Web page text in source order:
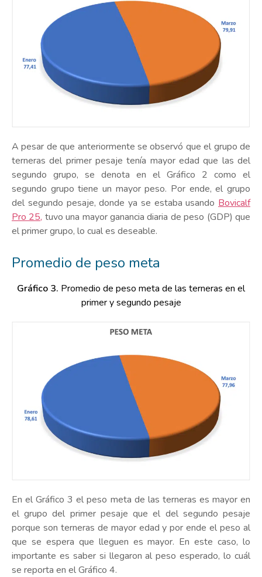
A pesar de que anteriormente se observó que el grupo de
terneras del primer pesaje tenía mayor edad que las del
segundo grupo, se denota en el Gráfico 2 como el
segundo grupo tiene un mayor peso. Por ende, el grupo
del segundo pesaje, donde ya se estaba usando Bovicalf
Pro 25, tuvo una mayor ganancia diaria de peso (GDP) que
el primer grupo, lo cual es deseable.
Promedio de peso meta
Gráfico 3. Promedio de peso meta de las terneras en el
primer y segundo pesaje
En el Gráfico 3 el peso meta de las terneras es mayor en
el grupo del primer pesaje que el del segundo pesaje
porque son terneras de mayor edad y por ende el peso al
que se espera que lleguen es mayor. En este caso, lo
importante es saber si llegaron al peso esperado, lo cuál
se reporta en el Gráfico 4.